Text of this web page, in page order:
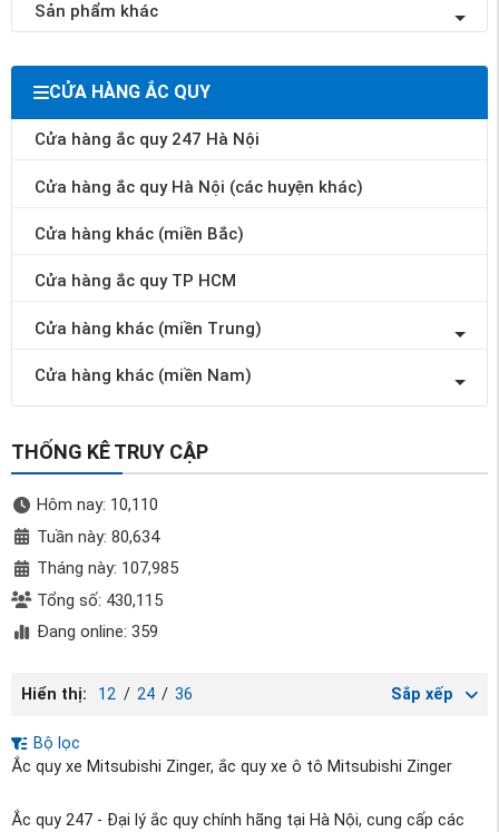
Sản phẩm khác
CỬA HÀNG ẮC QUY
Cửa hàng ắc quy 247 Hà Nội
Cửa hàng ắc quy Hà Nội (các huyện khác)
Cửa hàng khác (miền Bắc)
Cửa hàng ắc quy TP HCM
Cửa hàng khác (miền Trung)
Cửa hàng khác (miền Nam)
THỐNG KÊ TRUY CẬP
Hôm nay: 10,110
Tuần này: 80,634
Tháng này: 107,985
Tổng số: 430,115
Đang online: 359
Hiển thị: 12 / 24 / 36 Sắp xếp
Bộ lọc
Ắc quy xe Mitsubishi Zinger, ắc quy xe ô tô Mitsubishi Zinger
Ắc quy 247 - Đại lý ắc quy chính hãng tại Hà Nội, cung cấp các